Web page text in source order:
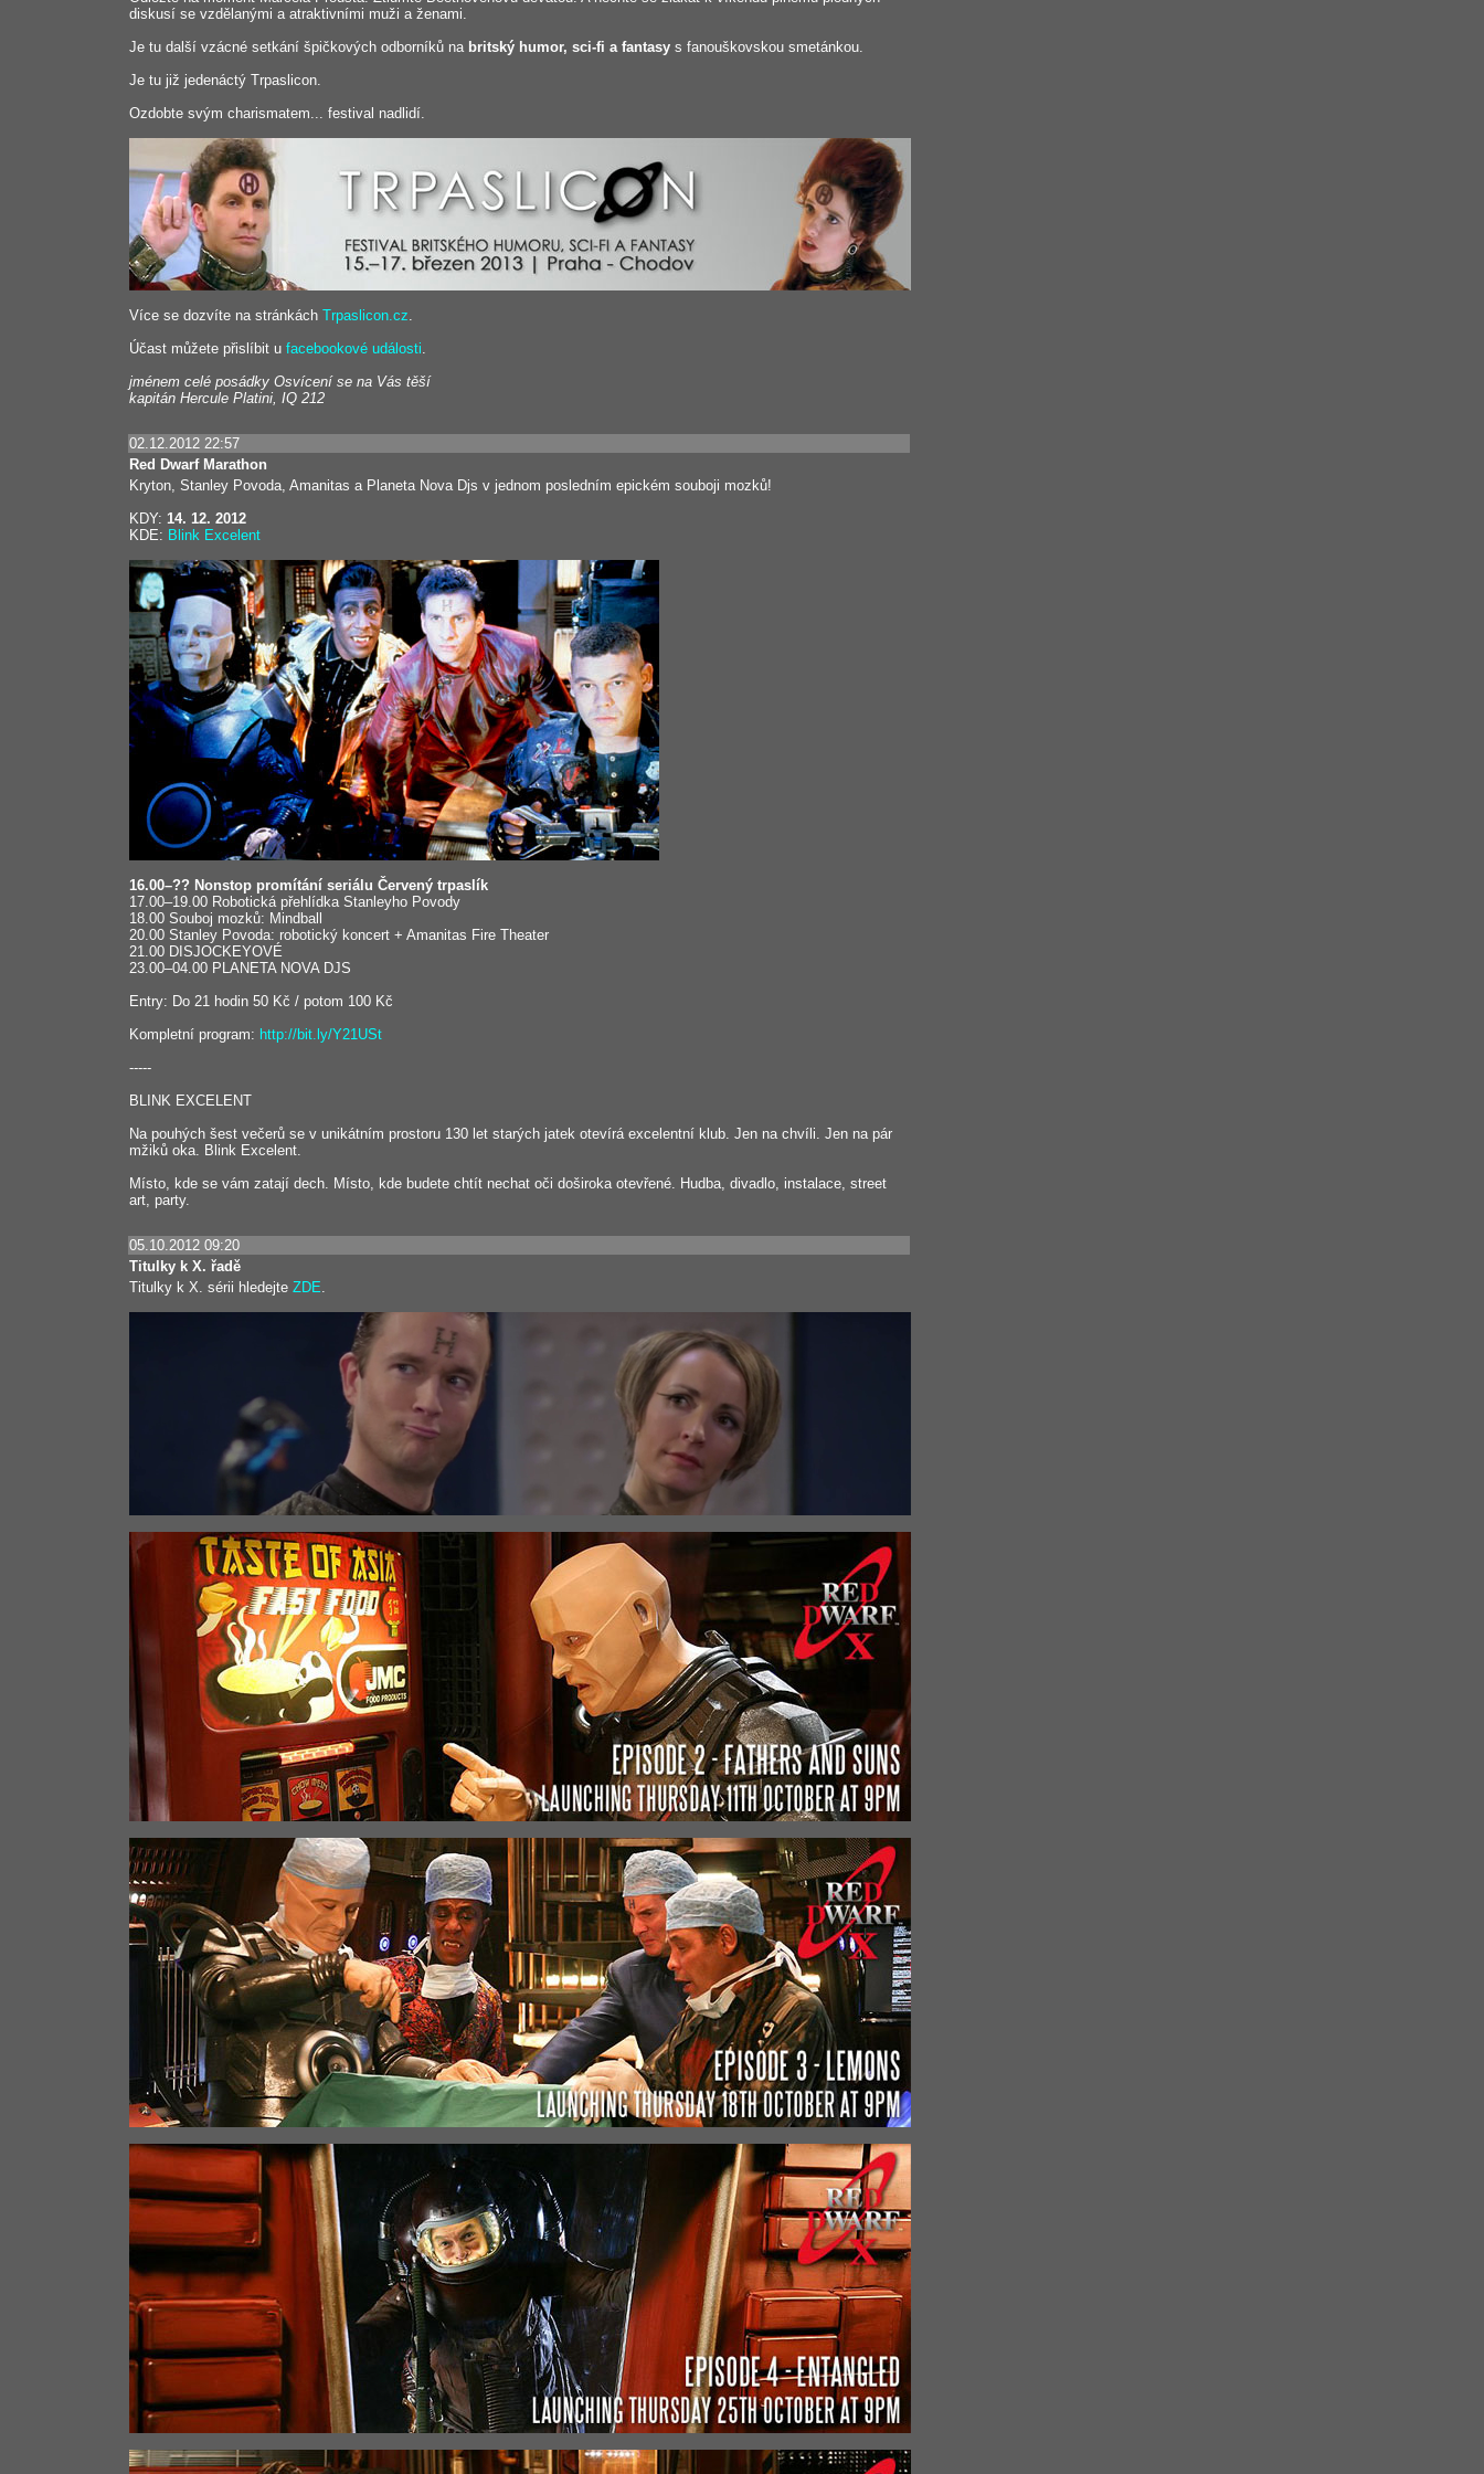
diskusí se vzdělanými a atraktivními muži a ženami.
Je tu další vzácné setkání špičkových odborníků na britský humor, sci-fi a fantasy s fanouškovskou smetánkou.
Je tu již jedenáctý Trpaslicon.
Ozdobte svým charismatem... festival nadlidí.
Více se dozvíte na stránkách Trpaslicon.cz.
Účast můžete přislíbit u facebookové události.
jménem celé posádky Osvícení se na Vás těší
kapitán Hercule Platini, IQ 212
02.12.2012 22:57
Red Dwarf Marathon
Kryton, Stanley Povoda, Amanitas a Planeta Nova Djs v jednom posledním epickém souboji mozků!
KDY: 14. 12. 2012
KDE: Blink Excelent
16.00–?? Nonstop promítání seriálu Červený trpaslík
17.00–19.00 Robotická přehlídka Stanleyho Povody
18.00 Souboj mozků: Mindball
20.00 Stanley Povoda: robotický koncert + Amanitas Fire Theater
21.00 DISJOCKEYOVÉ
23.00–04.00 PLANETA NOVA DJS
Entry: Do 21 hodin 50 Kč / potom 100 Kč
Kompletní program: http://bit.ly/Y21USt
-----
BLINK EXCELENT
Na pouhých šest večerů se v unikátním prostoru 130 let starých jatek otevírá excelentní klub. Jen na chvíli. Jen na pár
mžiků oka. Blink Excelent.
Místo, kde se vám zatají dech. Místo, kde budete chtít nechat oči doširoka otevřené. Hudba, divadlo, instalace, street
art, party.
05.10.2012 09:20
Titulky k X. řadě
Titulky k X. sérii hledejte ZDE.